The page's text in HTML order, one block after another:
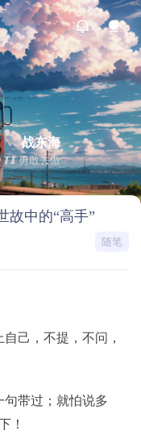
战东海
勇敢去做
故中的“高手”
随笔
己，不提，不问，
句带过；就怕说多
！